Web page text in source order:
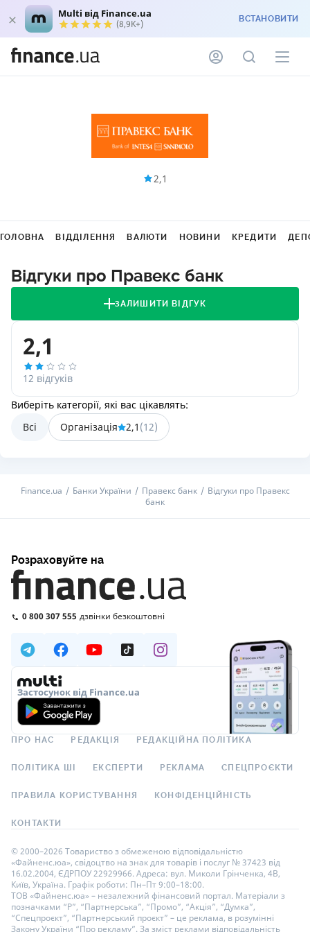
Multi від Finance.ua
(8,9K+) ВСТАНОВИТИ
2,1
ГОЛОВНА ВІДДІЛЕННЯ ВАЛЮТИ НОВИНИ КРЕДИТИ
Відгуки про Правекс банк
ЗАЛИШИТИ ВІДГУК
2,1
12 відгуків
Виберіть категорії, які вас цікавлять:
Всі
Організація 2,1 (12)
Finance.ua Банки України Правекс банк
Відгуки про Правекс
банк
Розраховуйте на
0 800 307 555 дзвінки безкоштовні
Застосунок від Finance.ua
ПРО НАС РЕДАКЦІЯ РЕДАКЦІЙНА ПОЛІТИКА
ПОЛІТИКА ШІ ЕКСПЕРТИ РЕКЛАМА СПЕЦПРОЄКТИ
ПРАВИЛА КОРИСТУВАННЯ КОНФІДЕНЦІЙНІСТЬ
КОНТАКТИ
© 2000–2026 Товариство з обмеженою відповідальністю
«Файненс.юа», свідоцтво на знак для товарів і послуг № 37423 від
16.02.2004, ЄДРПОУ 22929966. Адреса: вул. Миколи Грінченка, 4В,
Київ, Україна. Графік роботи: Пн–Пт 9:00–18:00.
ТОВ «Файненс.юа» – незалежний фінансовий портал. Матеріали з
позначками “Р”, “Партнерська”, “Промо”, “Акція”, “Думка”,
“Спецпроєкт”, “Партнерський проєкт” – це реклама, в розумінні
Закону України “Про рекламу”. За зміст реклами відповідальність